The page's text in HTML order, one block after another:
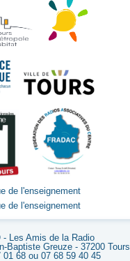
- Les Amis de la Radio
Baptiste Greuze - 37200 Tours
01 68 ou 07 68 59 40 45